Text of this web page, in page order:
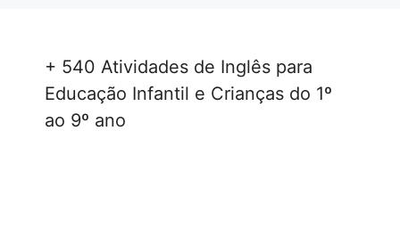
+ 540 Atividades de Inglês para
Educação Infantil e Crianças do 1º
ao 9º ano